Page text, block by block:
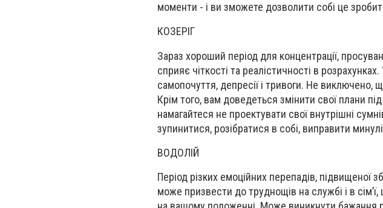
моменти - і ви зможете дозволити собі це
КОЗЕРІГ
Зараз хороший період для концентрації,
сприяє чіткості та реалістичності в
самопочуття, депресії і тривоги. Не
Крім того, вам доведеться змінити свої плани
намагайтеся не проектувати свої внутрішні
зупинитися, розібратися в собі, виправити
ВОДОЛІЙ
Період різких емоційних перепадів, підвищеної
може призвести до труднощів на службі і в сім’ї,